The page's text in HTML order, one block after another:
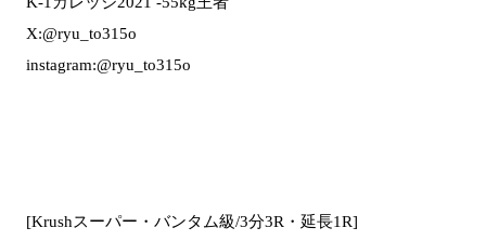
X:@ryu_to315o
instagram:@ryu_to315o
[Krushスーパー・バンタム級/3分3R・延長1R]